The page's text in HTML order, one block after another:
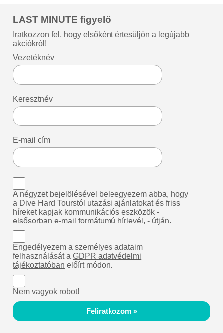
LAST MINUTE figyelő
Iratkozzon fel, hogy elsőként értesüljön a legújabb
akciókról!
Vezetéknév
Keresztnév
E-mail cím
A négyzet bejelölésével beleegyezem abba, hogy
a Dive Hard Tourstól utazási ajánlatokat és friss
híreket kapjak kommunikációs eszközök -
elsősorban e-mail formátumú hírlevél, - útján.
Engedélyezem a személyes adataim
felhasználását aGDPR adatvédelmi
tájékoztatóban előírt módon.
Nem vagyok robot!
Feliratkozom »